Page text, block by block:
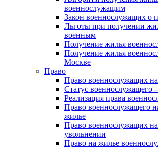
военнослужащим
Закон военнослужащих о
Льготы при получении
военным
Получение жилья
Получение жилья
Москве
Право
Право военнослужащих
Статус военнослужащего
Реализация права
Право военнослужащего
жилье
Право военнослужащих
увольнении
Право на жилье